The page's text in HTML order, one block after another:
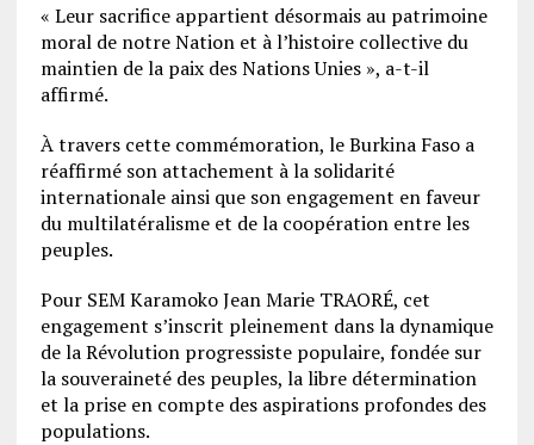
« Leur sacrifice appartient désormais au patrimoine
moral de notre Nation et à l’histoire collective du
maintien de la paix des Nations Unies », a-t-il
affirmé.
À travers cette commémoration, le Burkina Faso a
réaffirmé son attachement à la solidarité
internationale ainsi que son engagement en faveur
du multilatéralisme et de la coopération entre les
peuples.
Pour SEM Karamoko Jean Marie TRAORÉ, cet
engagement s’inscrit pleinement dans la dynamique
de la Révolution progressiste populaire, fondée sur
la souveraineté des peuples, la libre détermination
et la prise en compte des aspirations profondes des
populations.